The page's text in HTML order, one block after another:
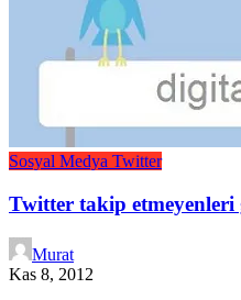
Sosyal Medya Twitter
Twitter takip etmeyenleri
Murat
Kas 8, 2012